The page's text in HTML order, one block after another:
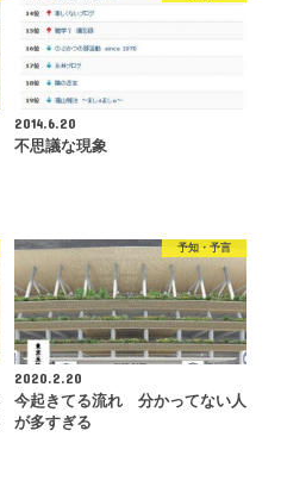
2014.6.20
不思議な現象
予知・予言
2020.2.20
今起きてる流れ 分かってない人
が多すぎる